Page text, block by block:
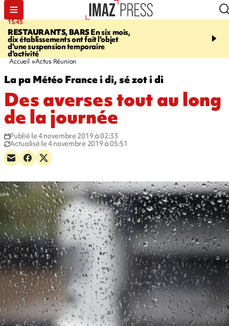
15:45
RESTAURANTS, BARSEn six mois,
dix établissements ont fait l'objet
d'une suspension temporaire
d'activité
17:17
Angeles, un homme vit
Accueil Actus Réunion
La pa Météo France i di, sé zot i di
Des averses tout au long
de la journée
Publié le 4 novembre 2019 à 02:33
Actualisé le 4 novembre 2019 à 05:51